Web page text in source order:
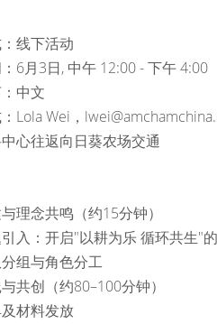
线下活动
6月3日, 中午 12:00 - 下午 4:00
中文
Lola Wei，
心往返向日葵农场交通
理念共鸣（约15分钟）
入：开启"以耕为乐 循环共生"
组与角色分工
共创（约80–100分钟）
材料发放